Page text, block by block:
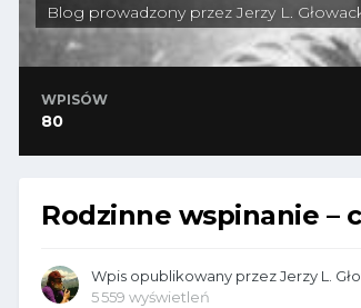
Blog prowadzony przezJerzy L.
WPISÓW
80
Rodzinne wspinanie –
Wpis opublikowany przezJerzy L.
5 559 wyświetleń